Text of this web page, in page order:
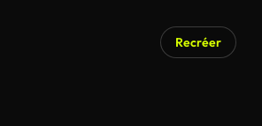
Recréer